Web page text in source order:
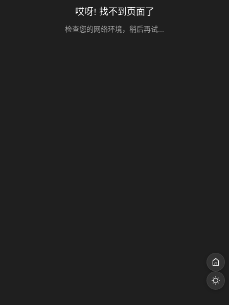
哎呀! 找不到页面了
检查您的网络环境，稍后再试...